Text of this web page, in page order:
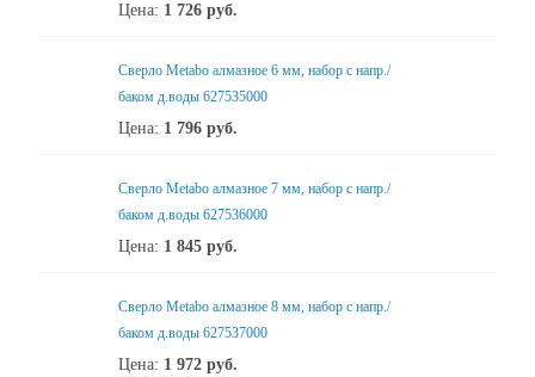
Цена: 1 726 руб.
Сверло Metabo алмазное 6 мм, набор с напр./
баком д.воды 627535000
Цена: 1 796 руб.
Сверло Metabo алмазное 7 мм, набор с напр./
баком д.воды 627536000
Цена: 1 845 руб.
Сверло Metabo алмазное 8 мм, набор с напр./
баком д.воды 627537000
Цена: 1 972 руб.